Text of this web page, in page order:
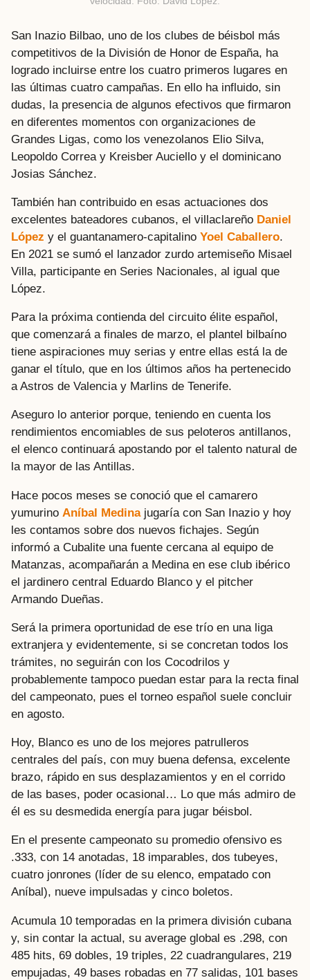
San Inazio Bilbao, uno de los clubes de béisbol más
competitivos de la División de Honor de España, ha
logrado incluirse entre los cuatro primeros lugares en
las últimas cuatro campañas. En ello ha influido, sin
dudas, la presencia de algunos efectivos que firmaron
en diferentes momentos con organizaciones de
Grandes Ligas, como los venezolanos Elio Silva,
Leopoldo Correa y Kreisber Auciello y el dominicano
Josias Sánchez.
También han contribuido en esas actuaciones dos
excelentes bateadores cubanos, el villaclareño Daniel
López y el guantanamero-capitalino Yoel Caballero.
En 2021 se sumó el lanzador zurdo artemiseño Misael
Villa, participante en Series Nacionales, al igual que
López.
Para la próxima contienda del circuito élite español,
que comenzará a finales de marzo, el plantel bilbaíno
tiene aspiraciones muy serias y entre ellas está la de
ganar el título, que en los últimos años ha pertenecido
a Astros de Valencia y Marlins de Tenerife.
Aseguro lo anterior porque, teniendo en cuenta los
rendimientos encomiables de sus peloteros antillanos,
el elenco continuará apostando por el talento natural de
la mayor de las Antillas.
Hace pocos meses se conoció que el camarero
yumurino Aníbal Medinajugaría con San Inazio y hoy
les contamos sobre dos nuevos fichajes. Según
informó a Cubalite una fuente cercana al equipo de
Matanzas, acompañarán a Medina en ese club ibérico
el jardinero central Eduardo Blanco y el pitcher
Armando Dueñas.
Será la primera oportunidad de ese trío en una liga
extranjera y evidentemente, si se concretan todos los
trámites, no seguirán con los Cocodrilos y
probablemente tampoco puedan estar para la recta final
del campeonato, pues el torneo español suele concluir
en agosto.
Hoy, Blanco es uno de los mejores patrulleros
centrales del país, con muy buena defensa, excelente
brazo, rápido en sus desplazamientos y en el corrido
de las bases, poder ocasional… Lo que más admiro de
él es su desmedida energía para jugar béisbol.
En el presente campeonato su promedio ofensivo es
.333, con 14 anotadas, 18 imparables, dos tubeyes,
cuatro jonrones (líder de su elenco, empatado con
Aníbal), nueve impulsadas y cinco boletos.
Acumula 10 temporadas en la primera división cubana
y, sin contar la actual, su average global es .298, con
485 hits, 69 dobles, 19 triples, 22 cuadrangulares, 219
empujadas, 49 bases robadas en 77 salidas, 101 bases